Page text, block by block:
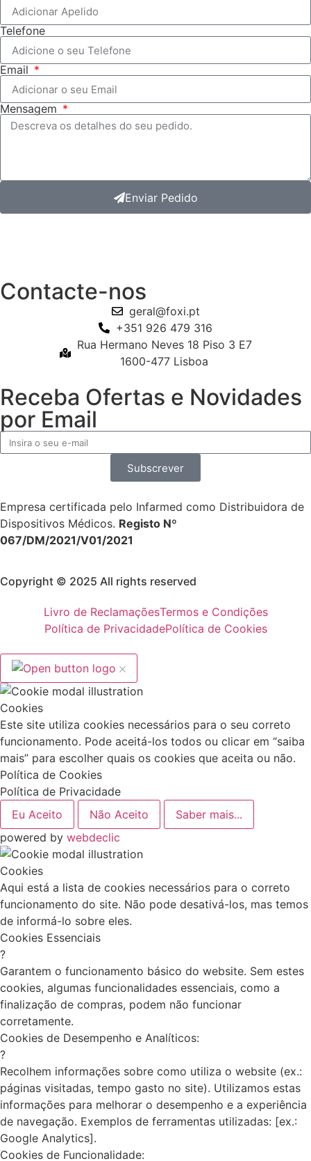
Telefone
Email
Mensagem
Enviar Pedido
Contacte-nos
geral@foxi.pt
+351 926 479 316
Rua Hermano Neves 18 Piso 3 E7
1600-477 Lisboa
Receba Ofertas e Novidades
por Email
Subscrever
Empresa certificada pelo Infarmed como Distribuidora de
Dispositivos Médicos. Registo Nº
067/DM/2021/V01/2021
Copyright © 2025 All rights reserved
Livro de ReclamaçõesTermos e Condições
Política de PrivacidadePolítica de Cookies
Cookies
Este site utiliza cookies necessários para o seu correto
funcionamento. Pode aceitá-los todos ou clicar em “saiba
mais” para escolher quais os cookies que aceita ou não.
Política de Cookies
Política de Privacidade
Eu Aceito
Não Aceito
Saber mais...
powered by webdeclic
Cookies
Aqui está a lista de cookies necessários para o correto
funcionamento do site. Não pode desativá-los, mas temos
de informá-lo sobre eles.
Cookies Essenciais
?
Garantem o funcionamento básico do website. Sem estes
cookies, algumas funcionalidades essenciais, como a
finalização de compras, podem não funcionar
corretamente.
Cookies de Desempenho e Analíticos:
?
Recolhem informações sobre como utiliza o website (ex.:
páginas visitadas, tempo gasto no site). Utilizamos estas
informações para melhorar o desempenho e a experiência
de navegação. Exemplos de ferramentas utilizadas: [ex.:
Google Analytics].
Cookies de Funcionalidade: